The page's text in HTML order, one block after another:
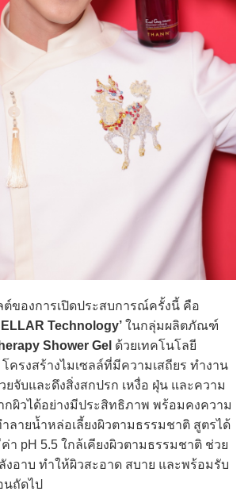
งการเปิดประสบการณ์ครั้งนี้ คือ
Technology’ ในกลุ่มผลิตภัณฑ์
Shower Gel ด้วยเทคโนโลยี
โครงสร้างไมเซลล์ที่มีความเสถียร ทำงาน
ยจับและดึงสิ่งสกปรก เหงื่อ ฝุ่น และความ
กผิวได้อย่างมีประสิทธิภาพ พร้อมคงความ
ลายน้ำหล่อเลี้ยงผิวตามธรรมชาติ สูตรได้
pH 5.5 ใกล้เคียงผิวตามธรรมชาติ ช่วย
อาบ ทำให้ผิวสะอาด สบาย และพร้อมรับ
นถัดไป